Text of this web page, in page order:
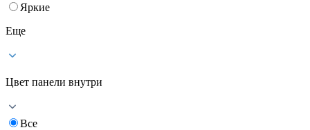
Яркие
Еще
Цвет панели внутри
Все